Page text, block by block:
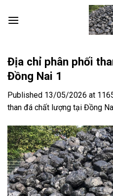
Địa chỉ phân phối
Đồng Nai 1
Published 13/05/2026 at
than đá chất lượng tại Đồng